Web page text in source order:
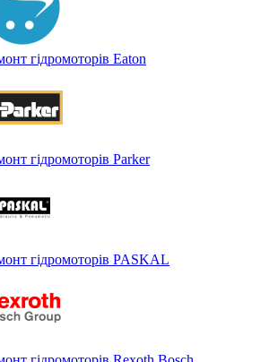
гідромоторів Eaton
гідромоторів Parker
гідромоторів PASKAL